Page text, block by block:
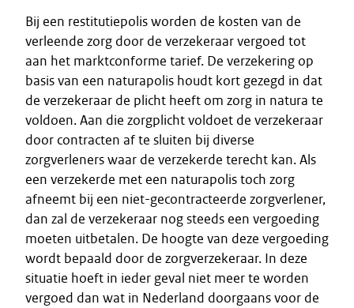
Bij een restitutiepolis worden de kosten van de
verleende zorg door de verzekeraar vergoed tot
aan het marktconforme tarief. De verzekering op
basis van een naturapolis houdt kort gezegd in dat
de verzekeraar de plicht heeft om zorg in natura te
voldoen. Aan die zorgplicht voldoet de verzekeraar
door contracten af te sluiten bij diverse
zorgverleners waar de verzekerde terecht kan. Als
een verzekerde met een naturapolis toch zorg
afneemt bij een niet-gecontracteerde zorgverlener,
dan zal de verzekeraar nog steeds een vergoeding
moeten uitbetalen. De hoogte van deze vergoeding
wordt bepaald door de zorgverzekeraar. In deze
situatie hoeft in ieder geval niet meer te worden
vergoed dan wat in Nederland doorgaans voor de